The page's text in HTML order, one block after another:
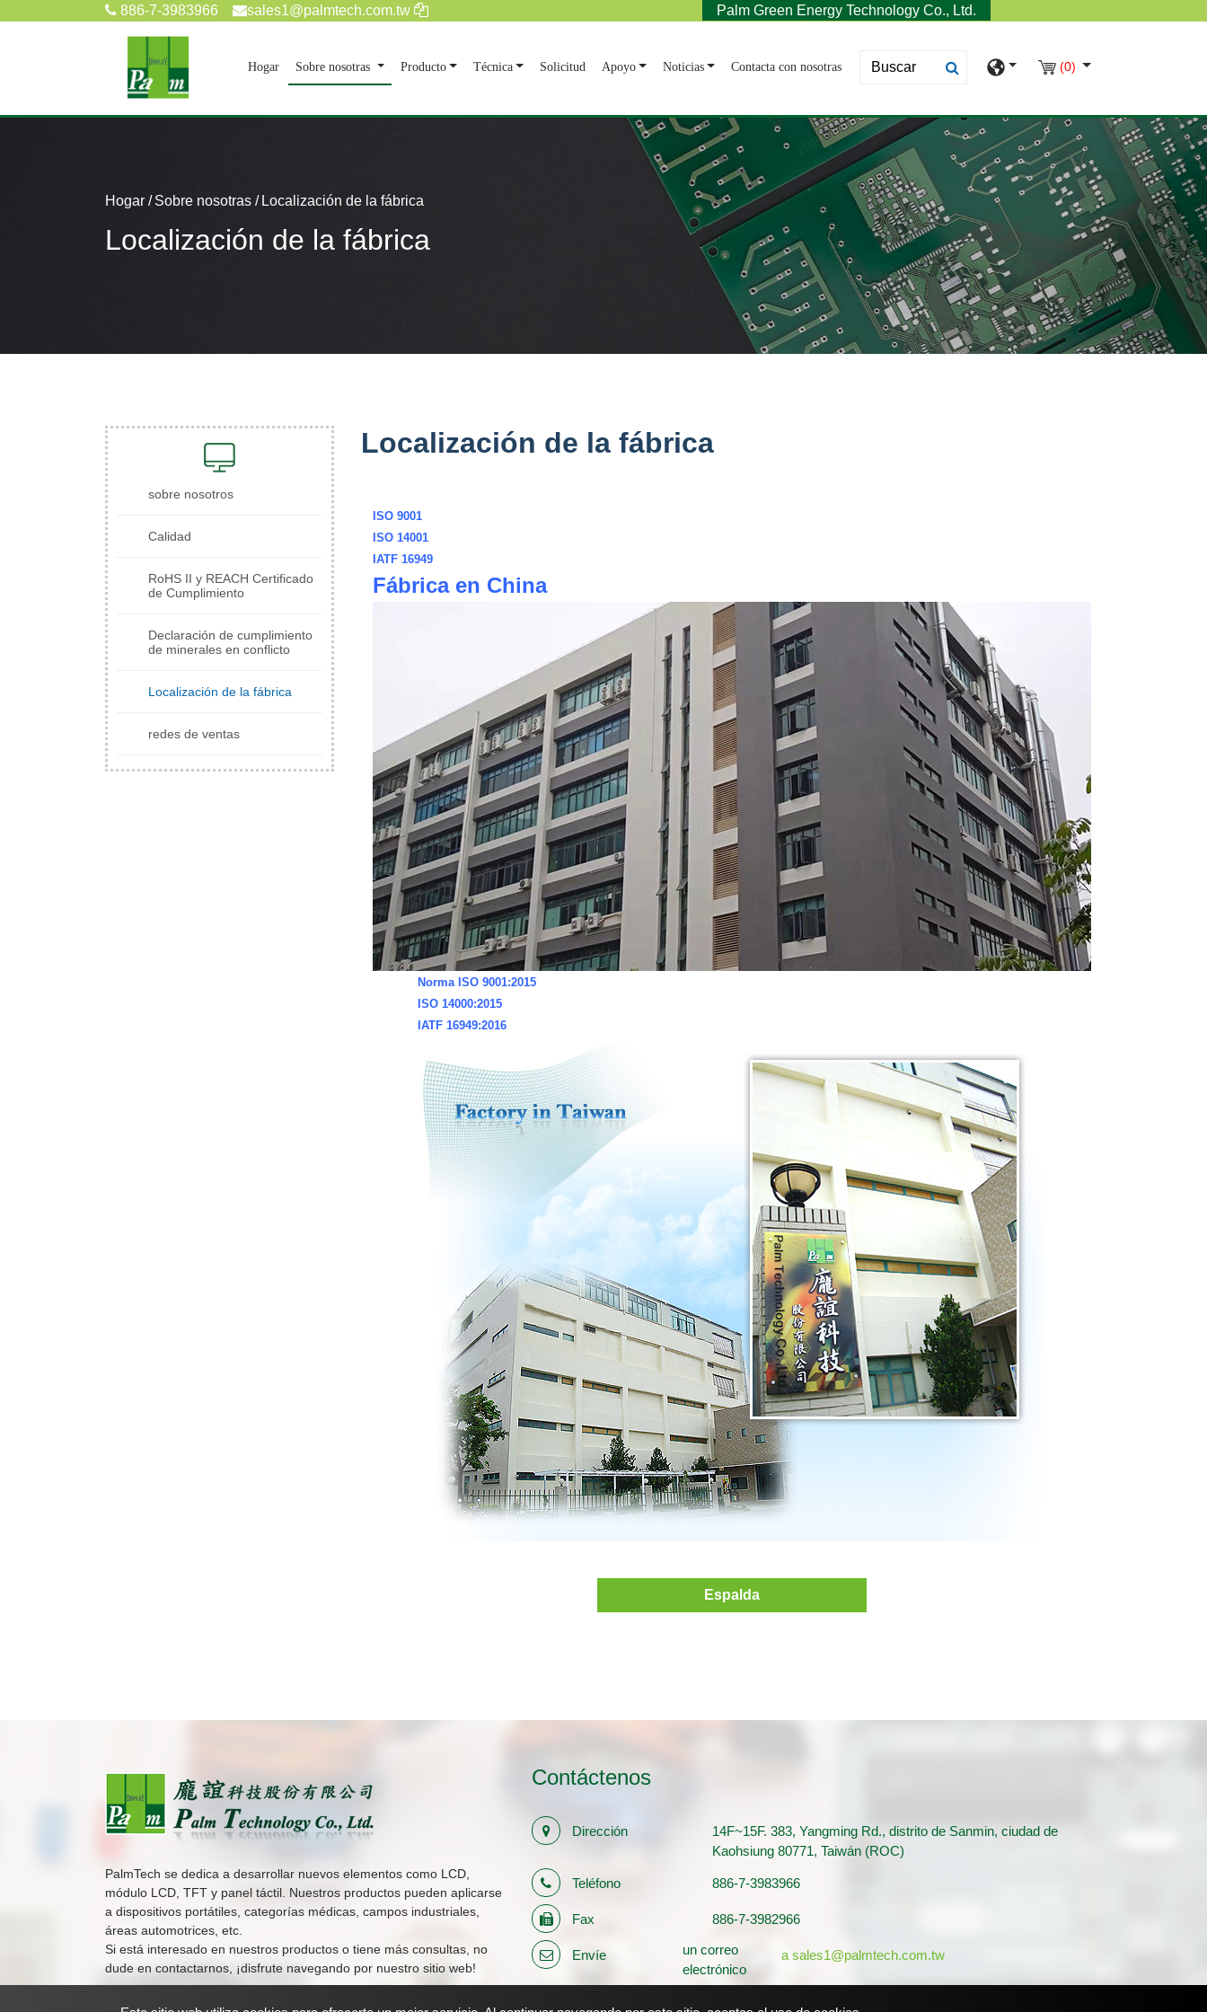
886-7-3983966 sales1@palmtech.com.tw Palm Green Energy Technology Co., Ltd.
Hogar(current)
Sobre nosotras Producto Técnica Solicitud Apoyo Noticias Contacta con nosotras (0)
Hogar Sobre nosotras Localización de la fábrica
Localización de la fábrica
Localización de la fábrica
ISO 9001
ISO 14001
IATF 16949
Fábrica en China
Norma ISO 9001:2015
ISO 14000:2015
IATF 16949:2016
Espalda
sobre nosotros
Calidad
RoHS II y REACH Certificado
de Cumplimiento
Declaración de cumplimiento
de minerales en conflicto
Localización de la fábrica
redes de ventas
PalmTech se dedica a desarrollar nuevos elementos como LCD,
módulo LCD, TFT y panel táctil. Nuestros productos pueden aplicarse
a dispositivos portátiles, categorías médicas, campos industriales,
áreas automotrices, etc.
Si está interesado en nuestros productos o tiene más consultas, no
dude en contactarnos, ¡disfrute navegando por nuestro sitio web!
Contáctenos
Dirección
14F~15F. 383, Yangming Rd., distrito de Sanmin, ciudad de
Kaohsiung 80771, Taiwán (ROC)
Teléfono 886-7-3983966
Fax 886-7-3982966
Envíe
un correo
electrónico
a sales1@palmtech.com.tw